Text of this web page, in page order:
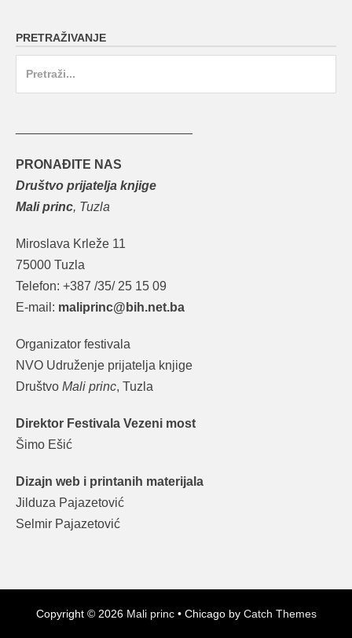
PRETRAŽIVANJE
PRONAĐITE NAS
Društvo prijatelja knjige
Mali princ, Tuzla
Miroslava Krleže 11
75000 Tuzla
Telefon: +387 /35/ 25 15 09
E-mail: maliprinc@bih.net.ba
Organizator festivala
NVO Udruženje prijatelja knjige
Društvo Mali princ, Tuzla
Direktor Festivala Vezeni most
Šimo Ešić
Dizajn web i printanih materijala
Jilduza Pajazetović
Selmir Pajazetović
Copyright © 2026 Mali princ• Chicago by Catch Themes